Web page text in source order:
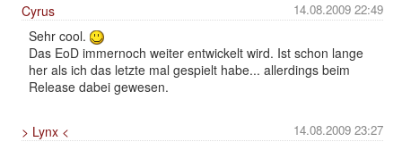
14.08.2009 22:49
Cyrus
Sehr cool.
Das EoD immernoch weiter entwickelt wird. Ist schon lange
her als ich das letzte mal gespielt habe... allerdings beim
Release dabei gewesen.
14.08.2009 23:27
> Lynx <